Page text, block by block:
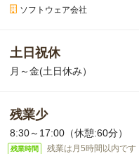
ソフトウェア会社
土日祝休
月～金(土日休み）
残業少
8:30～17:00（休憩:60分）
残業時間 残業は月5時間以内です